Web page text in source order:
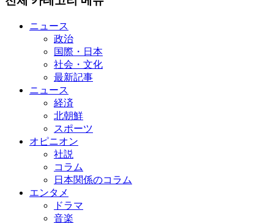
ニュース
政治
国際・日本
社会・文化
最新記事
ニュース
経済
北朝鮮
スポーツ
オピニオン
社説
コラム
日本関係のコラム
エンタメ
ドラマ
音楽